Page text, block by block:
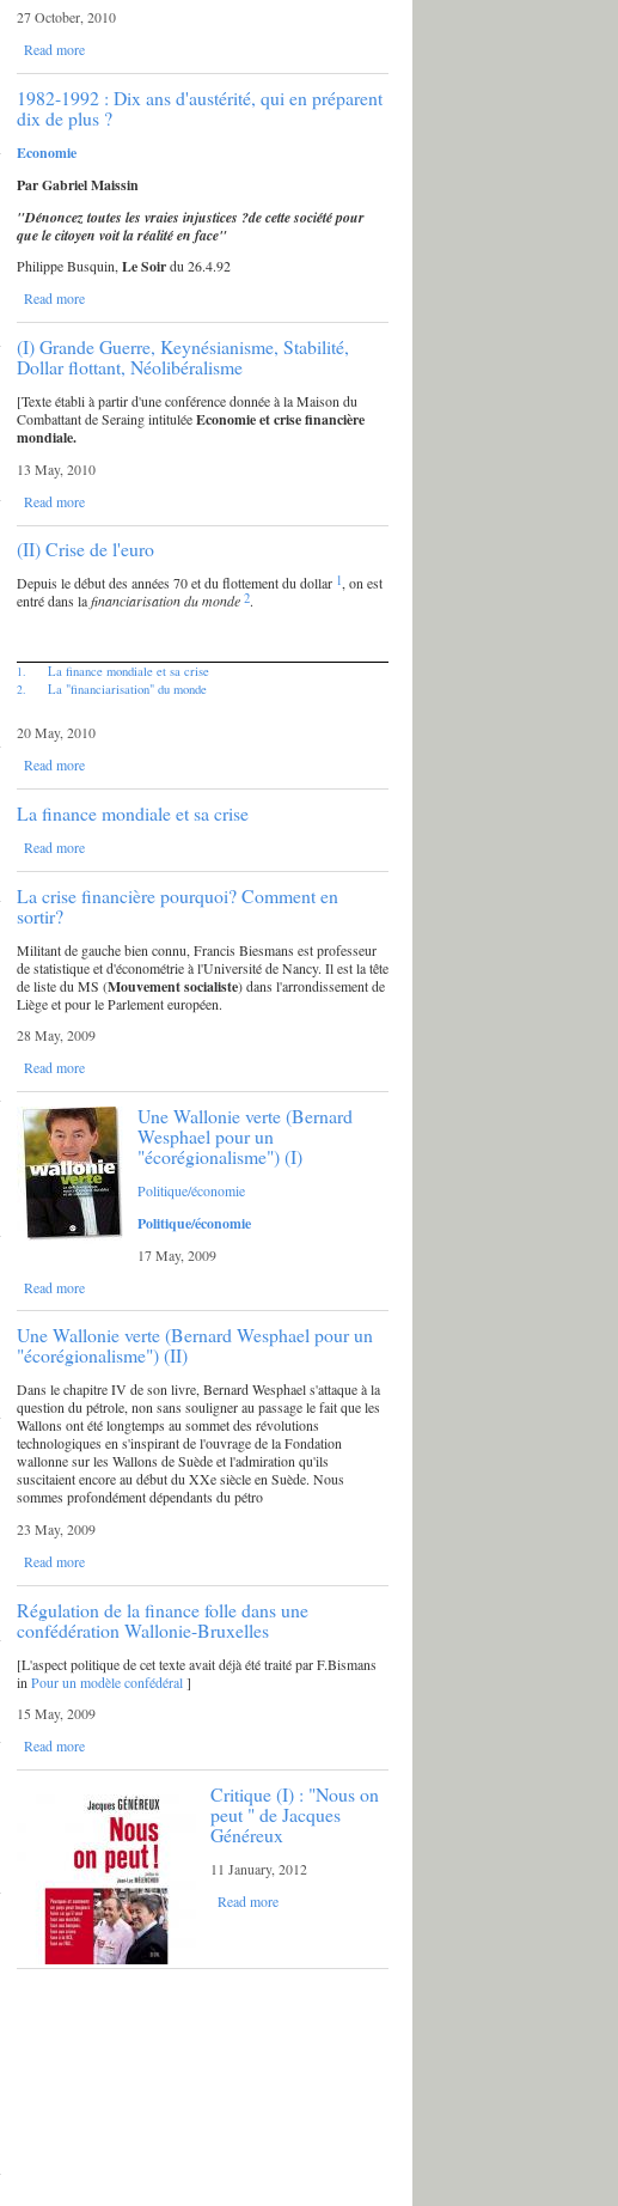
27 October, 2010
Read more
1982-1992 : Dix ans d'austérité, qui en préparent
dix de plus ?
Economie
Par Gabriel Maissin
"Dénoncez toutes les vraies injustices ?de cette société pour
que le citoyen voit la réalité en face"
Philippe Busquin,Le Soirdu 26.4.92
Read more
(I) Grande Guerre, Keynésianisme, Stabilité,
Dollar flottant, Néolibéralisme
[Texte établi à partir d'une conférence donnée à la Maison du
Combattant de Seraing intituléeEconomie et crise financière
mondiale.
13 May, 2010
Read more
(II) Crise de l'euro
Depuis le début des années 70 et du flottement du dollar 1, on est
entré dans lafinanciarisation du monde 2.
1. La finance mondiale et sa crise
2. La "financiarisation" du monde
20 May, 2010
Read more
La finance mondiale et sa crise
Read more
La crise financière pourquoi? Comment en
sortir?
Militant de gauche bien connu, Francis Biesmans est professeur
de statistique et d'économétrie à l'Université de Nancy. Il est la tête
de liste du MS (Mouvement socialiste) dans l'arrondissement de
Liège et pour le Parlement européen.
28 May, 2009
Read more
Une Wallonie verte (Bernard
Wesphael pour un
"écorégionalisme") (I)
Politique/économie
Politique/économie
17 May, 2009
Read more
Une Wallonie verte (Bernard Wesphael pour un
"écorégionalisme") (II)
Dans le chapitre IV de son livre, Bernard Wesphael s'attaque à la
question du pétrole, non sans souligner au passage le fait que les
Wallons ont été longtemps au sommet des révolutions
technologiques en s'inspirant de l'ouvrage de la Fondation
wallonne sur les Wallons de Suède et l'admiration qu'ils
suscitaient encore au début du XXe siècle en Suède. Nous
sommes profondément dépendants du pétro
23 May, 2009
Read more
Régulation de la finance folle dans une
confédération Wallonie-Bruxelles
[L'aspect politique de cet texte avait déjà été traité par F.Bismans
in Pour un modèle confédéral]
15 May, 2009
Read more
Critique (I) : "Nous on
peut " de Jacques
Généreux
11 January, 2012
Read more